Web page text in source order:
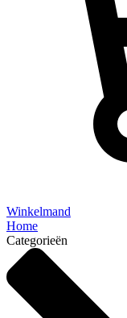
Winkelmand
Home
Categorieën